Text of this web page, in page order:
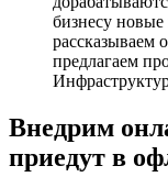
бизнесу
рассказываем
предлагаем
Внедрим
приедут в